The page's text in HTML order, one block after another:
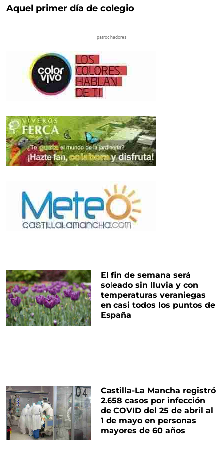
Aquel primer día de colegio
– patrocinadores –
El fin de semana será
soleado sin lluvia y con
temperaturas veraniegas
en casi todos los puntos de
España
Castilla-La Mancha registró
2.658 casos por infección
de COVID del 25 de abril al
1 de mayo en personas
mayores de 60 años